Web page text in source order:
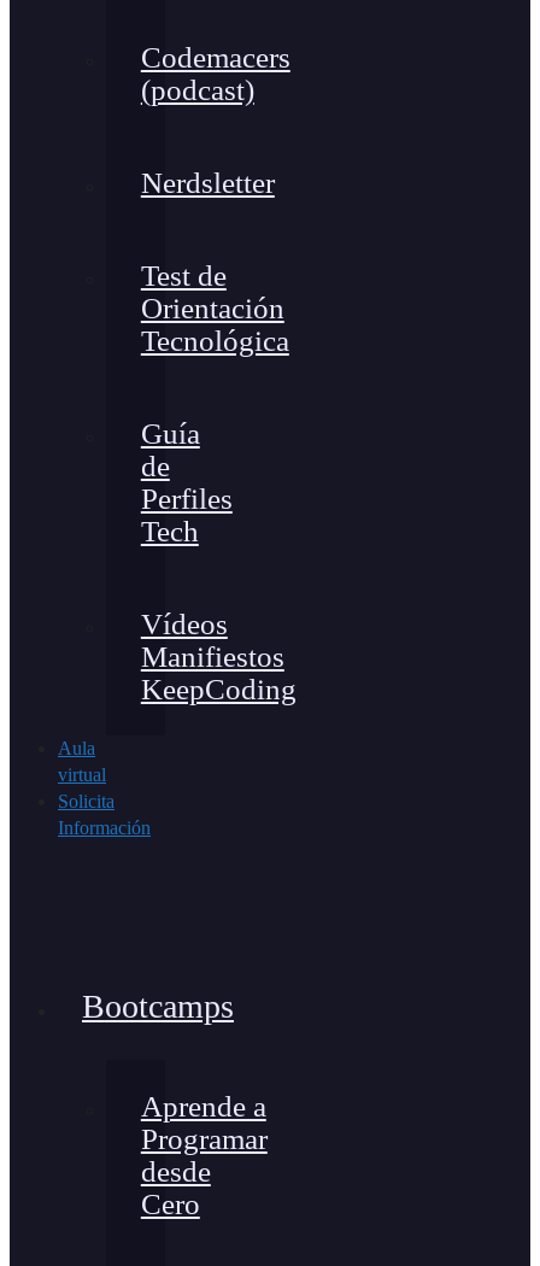
Codemacers
(podcast)
Nerdsletter
Test de
Orientación
Tecnológica
Guía
de
Perfiles
Tech
Vídeos
Manifiestos
KeepCoding
Aula
virtual
Solicita
Información
Bootcamps
Aprende a
Programar
desde
Cero